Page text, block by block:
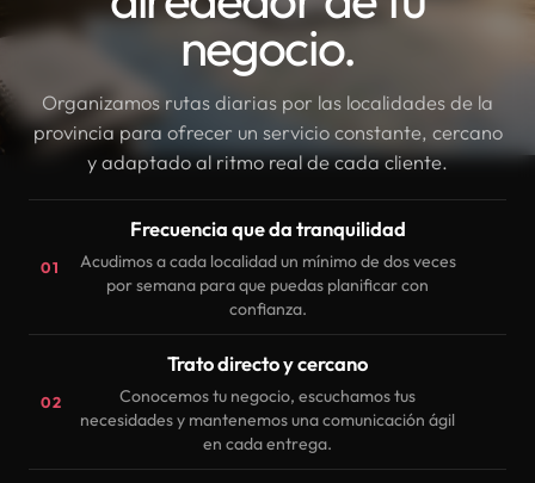
negocio.
Organizamos rutas diarias por las localidades de la
provincia para ofrecer un servicio constante, cercano
y adaptado al ritmo real de cada cliente.
01
Frecuencia que da tranquilidad
Acudimos a cada localidad un mínimo de dos veces
por semana para que puedas planificar con
confianza.
02
Trato directo y cercano
Conocemos tu negocio, escuchamos tus
necesidades y mantenemos una comunicación ágil
en cada entrega.